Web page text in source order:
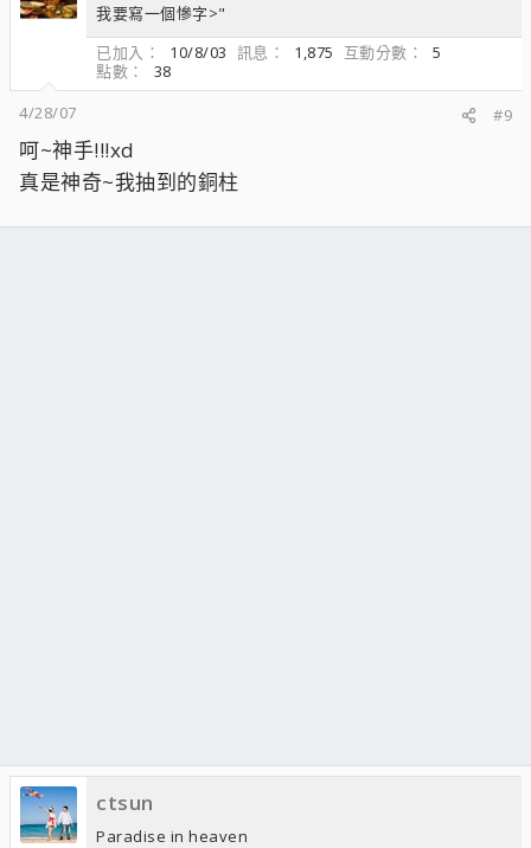
我要寫一個慘字>"
已加入
10/8/03 訊息 1,875 互動分數
5
點數
38
4/28/07
#9
呵~神手!!!xd
真是神奇~我抽到的銅柱
ctsun
Paradise in heaven